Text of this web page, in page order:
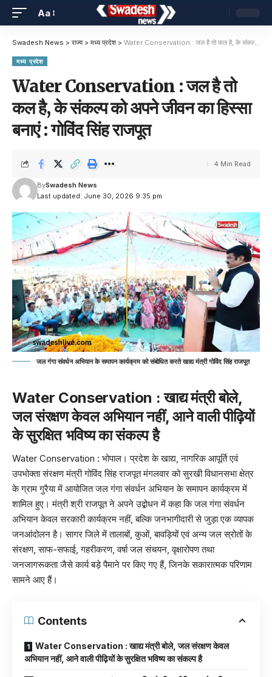
Aa
Swadesh News > राज्य> मध्य प्रदेश> Water Conservation : जल है तो कल है, के संकल्प को अपने जीवन का हिस्सा बनाएं : गोविंद सिंह राजपूत
मध्य प्रदेश
Water Conservation : जल है तो
कल है, के संकल्प को अपने जीवन का हिस्सा
बनाएं : गोविंद सिंह राजपूत
Last updated: June 30, 2026 9:35 pm
BySwadesh News
4 Min Read
जल गंगा संवर्धन अभियान के समापन कार्यक्रम को संबोधित करते खाद्य मंत्री गोविंद सिंह राजपूत
Water Conservation : खाद्य मंत्री बोले,
जल संरक्षण केवल अभियान नहीं, आने वाली पीढ़ियों
के सुरक्षित भविष्य का संकल्प है
Water Conservation : भोपाल। प्रदेश के खाद्य, नागरिक आपूर्ति एवं
उपभोक्ता संरक्षण मंत्रीगोविंद सिंह राजपूतमंगलवार को सुरखी विधानसभा क्षेत्र
के ग्राम गुरैया में आयोजित जल गंगा संवर्धन अभियान के समापन कार्यक्रम में
शामिल हुए। मंत्री श्री राजपूत ने अपने उद्बोधन में कहा कि जल गंगा संवर्धन
अभियान केवल सरकारी कार्यक्रम नहीं, बल्कि जनभागीदारी से जुड़ा एक व्यापक
जनआंदोलन है। सागर जिले में तालाबों, कुओं, बावड़ियों एवं अन्य जल स्रोतों के
संरक्षण, साफ-सफाई, गहरीकरण, वर्षा जल संचयन, वृक्षारोपण तथा
जनजागरूकता जैसे कार्य बड़े पैमाने पर किए गए हैं, जिनके सकारात्मक परिणाम
सामने आए हैं।
Contents
Water Conservation : खाद्य मंत्री बोले, जल संरक्षण केवल
अभियान नहीं, आने वाली पीढ़ियों के सुरक्षित भविष्य का संकल्प है